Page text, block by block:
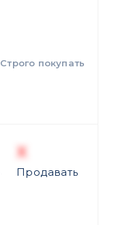
Строго покупать
X
Продавать